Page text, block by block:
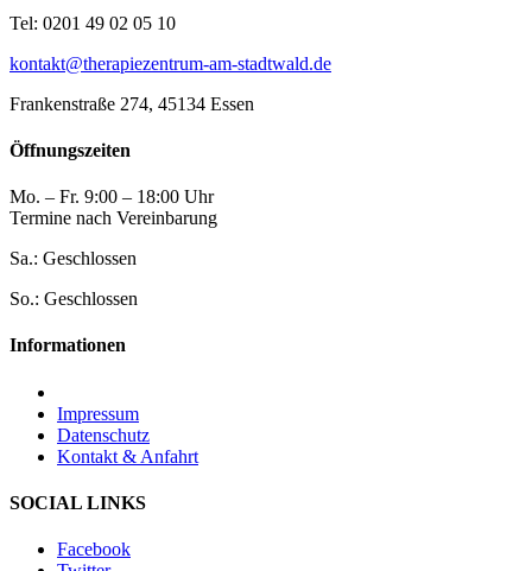
Tel: 0201 49 02 05 10
kontakt@therapiezentrum-am-stadtwald.de
Frankenstraße 274, 45134 Essen
Öffnungszeiten
Mo. – Fr. 9:00 – 18:00 Uhr
Termine nach Vereinbarung
Sa.: Geschlossen
So.: Geschlossen
Informationen
Impressum
Datenschutz
Kontakt & Anfahrt
SOCIAL LINKS
Facebook